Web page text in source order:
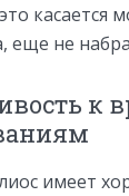
касается
еще не
к
имеет